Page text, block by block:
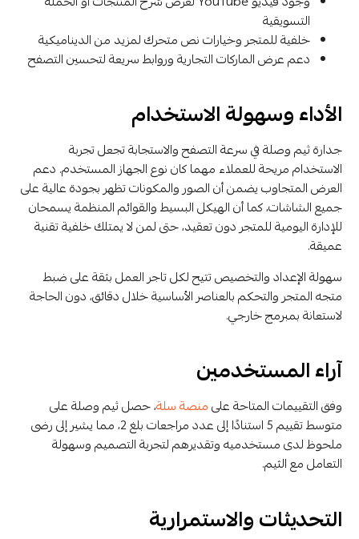
التسويقية
خلفية للمتجر وخيارات نص متحرك لمزيد من الديناميكية
دعم عرض الماركات التجارية وروابط سريعة لتحسين التصفح
الأداء وسهولة الاستخدام
جدارة ثيم وصلة في سرعة التصفح والاستجابة تجعل تجربة
الاستخدام مريحة للعملاء مهما كان نوع الجهاز المستخدم. دعم
العرض المتجاوب يضمن أن الصور والمكونات تظهر بجودة عالية على
جميع الشاشات، كما أن الهيكل البسيط والقوائم المنظمة يسمحان
للإدارة اليومية للمتجر دون تعقيد، حتى لمن لا يمتلك خلفية تقنية
عميقة.
سهولة الإعداد والتخصيص تتيح لكل تاجر العمل بثقة على ضبط
متجه المتجر والتحكم بالعناصر الأساسية خلال دقائق، دون الحاجة
لاستعانة بمبرمج خارجي.
آراء المستخدمين
وفق التقييمات المتاحة علىمنصة سلة، حصل ثيم وصلة على
متوسط تقييم 5 استنادًا إلى عدد مراجعات بلغ 2، مما يشير إلى رضى
ملحوظ لدى مستخدميه وتقديرهم لتجربة التصميم وسهولة
التعامل مع الثيم.
التحديثات والاستمرارية